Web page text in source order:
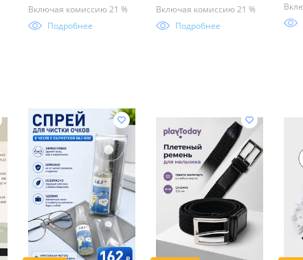
Включая комиссию 21 %
Подробнее
Включая комиссию 21 %
Подробнее